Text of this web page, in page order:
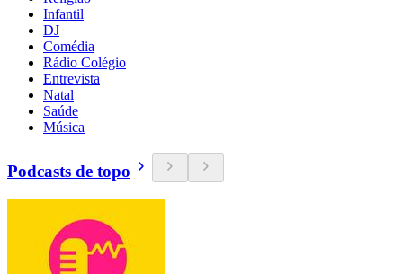
Infantil
DJ
Comédia
Rádio Colégio
Entrevista
Natal
Saúde
Música
Podcasts de topo